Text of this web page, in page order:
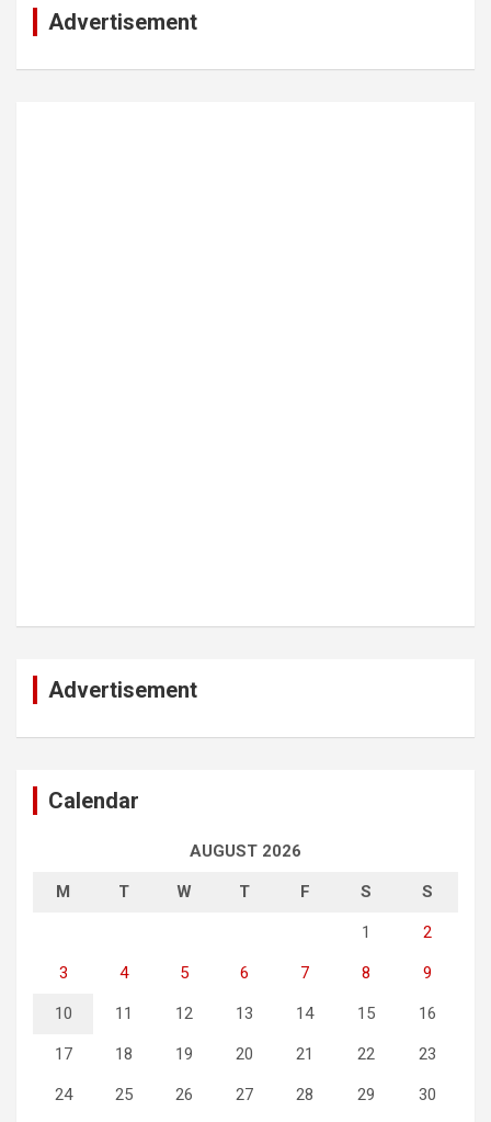
Advertisement
Advertisement
Calendar
AUGUST 2026
M T W T F S S
1 2
3 4 5 6 7 8 9
10 11 12 13 14 15 16
17 18 19 20 21 22 23
24 25 26 27 28 29 30